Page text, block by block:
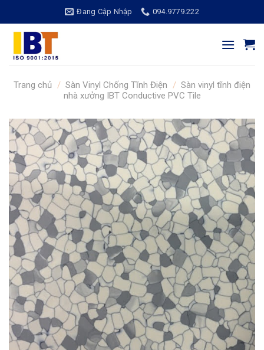
qua
dung
Đang Cập Nhập 094.9779.222
Trang chủ / Sàn Vinyl Chống Tĩnh Điện / Sàn vinyl tĩnh điện
nhà xưởng IBT Conductive PVC Tile